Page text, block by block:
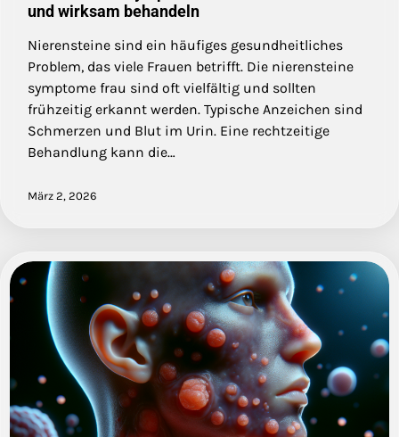
und wirksam behandeln
Nierensteine sind ein häufiges gesundheitliches
Problem, das viele Frauen betrifft. Die nierensteine
symptome frau sind oft vielfältig und sollten
frühzeitig erkannt werden. Typische Anzeichen sind
Schmerzen und Blut im Urin. Eine rechtzeitige
Behandlung kann die…
März 2, 2026